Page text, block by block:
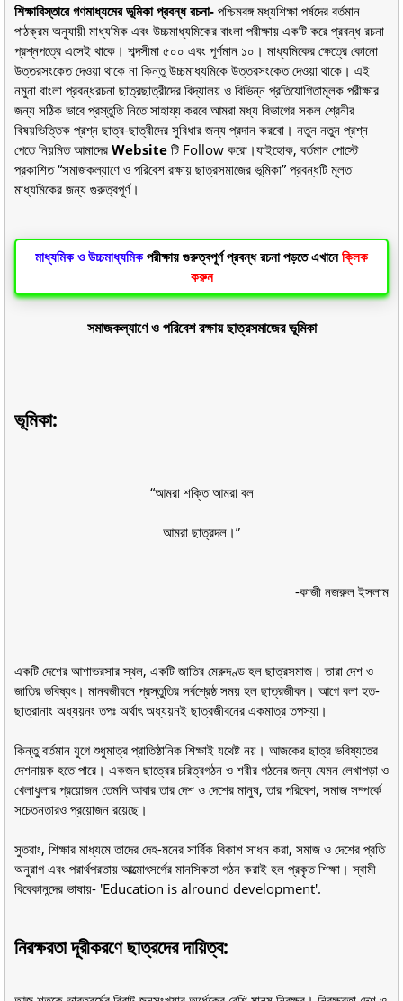
শিক্ষাবিস্তারে গণমাধ্যমের ভূমিকা প্রবন্ধ রচনা- পশ্চিমবঙ্গ মধ্যশিক্ষা পর্ষদের বর্তমান
পাঠক্রম অনুযায়ী মাধ্যমিক এবং উচ্চমাধ্যমিকের বাংলা পরীক্ষায় একটি করে প্রবন্ধ রচনা
প্রশ্নপত্রে এসেই থাকে। শব্দসীমা ৫০০ এবং পূর্ণমান ১০। মাধ্যমিকের ক্ষেত্রে কোনো
উত্তরসংকেত দেওয়া থাকে না কিন্তু উচ্চমাধ্যমিকে উত্তরসংকেত দেওয়া থাকে। এই
নমুনা বাংলা প্রবন্ধরচনা ছাত্রছাত্রীদের বিদ্যালয় ও বিভিন্ন প্রতিযোগিতামূলক পরীক্ষার
জন্য সঠিক ভাবে প্রস্তুতি নিতে সাহায্য করবে আমরা মধ্য বিভাগের সকল শ্রেনীর
বিষয়ভিত্তিক প্রশ্ন ছাত্র-ছাত্রীদের সুবিধার জন্য প্রদান করবো। নতুন নতুন প্রশ্ন
পেতে নিয়মিত আমাদের Website টি Follow করো।যাইহোক, বর্তমান পোস্টে
প্রকাশিত “সমাজকল্যাণে ও পরিবেশ রক্ষায় ছাত্রসমাজের ভূমিকা” প্রবন্ধটি মূলত
মাধ্যমিকের জন্য গুরুত্বপূর্ণ।
মাধ্যমিক ওউচ্চমাধ্যমিকপরীক্ষায় গুরুত্বপূর্ণ প্রবন্ধ রচনা পড়তে এখানেক্লিক
করুন
সমাজকল্যাণে ও পরিবেশ রক্ষায় ছাত্রসমাজের ভূমিকা
ভূমিকা:
“আমরা শক্তি আমরা বল
আমরা ছাত্রদল।”
-কাজী নজরুল ইসলাম
একটি দেশের আশাভরসার স্থল, একটি জাতির মেরুদণ্ড হল ছাত্রসমাজ। তারা দেশ ও
জাতির ভবিষ্যৎ। মানবজীবনে প্রস্তুতির সর্বশ্রেষ্ঠ সময় হল ছাত্রজীবন। আগে বলা হত-
ছাত্রানাং অধ্যয়নং তপঃ অর্থাৎ অধ্যয়নই ছাত্রজীবনের একমাত্র তপস্যা।
কিন্তু বর্তমান যুগে শুধুমাত্র প্রাতিষ্ঠানিক শিক্ষাই যথেষ্ট নয়। আজকের ছাত্র ভবিষ্যতের
দেশনায়ক হতে পারে। একজন ছাত্রের চরিত্রগঠন ও শরীর গঠনের জন্য যেমন লেখাপড়া ও
খেলাধুলার প্রয়োজন তেমনি আবার তার দেশ ও দেশের মানুষ, তার পরিবেশ, সমাজ সম্পর্কে
সচেতনতারও প্রয়োজন রয়েছে।
সুতরাং, শিক্ষার মাধ্যমে তাদের দেহ-মনের সার্বিক বিকাশ সাধন করা, সমাজ ও দেশের প্রতি
অনুরাগ এবং পরার্থপরতায় আত্মোৎসর্গের মানসিকতা গঠন করাই হল প্রকৃত শিক্ষা। স্বামী
বিবেকানন্দের ভাষায়- 'Education is alround development'.
নিরক্ষরতা দূরীকরণে ছাত্রদের দায়িত্ব: